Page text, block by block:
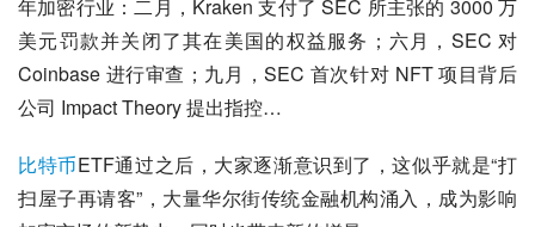
年加密行业：二月，Kraken 支付了 SEC 所主张的 3000 万
美元罚款并关闭了其在美国的权益服务；六月，SEC 对
Coinbase 进行审查；九月，SEC 首次针对 NFT 项目背后
公司 Impact Theory 提出指控…
比特币ETF通过之后，大家逐渐意识到了，这似乎就是“打
扫屋子再请客”，大量华尔街传统金融机构涌入，成为影响